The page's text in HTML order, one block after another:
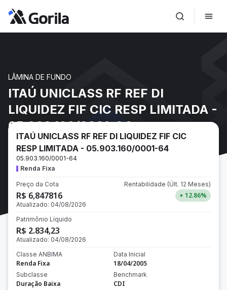
LÂMINA DE FUNDO
ITAÚ UNICLASS RF REF DI
LIQUIDEZ FIF CIC RESP LIMITADA -
05.903.160/0001-64
ITAÚ UNICLASS RF REF DI LIQUIDEZ FIF CIC
RESP LIMITADA - 05.903.160/0001-64
05.903.160/0001-64
Renda Fixa
Preço da Cota
R$ 6,847816
Atualizado: 04/08/2026
Rentabilidade (Últ. 12 Meses)
+ 12.86%
Patrimônio Líquido
R$ 2.834,23
Atualizado: 04/08/2026
Classe ANBIMA
Renda Fixa
Subclasse
Duração Baixa
Data Inicial
18/04/2005
Benchmark
CDI